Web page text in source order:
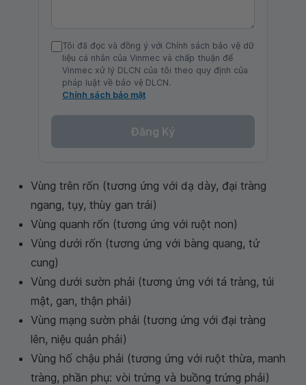
Tôi đã đọc và đồng ý với Chính sách bảo vệ dữ
liệu cá nhân của Vinmec và chấp thuận để
Vinmec xử lý DLCN của tôi theo quy định của
pháp luật về bảo vệ DLCN.
Chính sách bảo mật
Đăng Ký
Vùng trên rốn (tương ứng với dạ dày, đại tràng
ngang, tụy, thùy gan trái)
Vùng quanh rốn (tương ứng với ruột non)
Vùng dưới rốn (tương ứng với bàng quang, tử
cung)
Vùng dưới sườn phải (tương ứng với tá tràng, túi
mật, gan, thận phải)
Vùng mạng sườn phải (tương ứng với đại tràng
lên, niệu quản phải)
Vùng hố chậu phải (tương ứng với ruột thừa, manh
tràng, phần phụ: vòi trứng và buồng trứng phải)